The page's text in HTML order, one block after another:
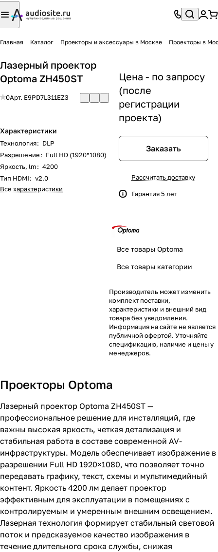
Главная Каталог Проекторы и аксессуары в Москве Проекторы в
Лазерный проектор
Optoma ZH450ST
0Арт. E9PD7L311EZ3
Характеристики
Технология: DLP
Разрешение: Full HD (1920*1080)
Яркость, lm: 4200
Тип HDMI: v2.0
Все характеристики
Цена - по запросу
(после
регистрации
проекта)
Заказать
Рассчитать доставку
Гарантия 5 лет
Все товары Optoma
Все товары категории
Производитель может изменить
комплект поставки,
характеристики и внешний вид
товара без уведомления.
Информация на сайте не является
публичной офертой. Уточняйте
спецификацию, наличие и цены у
менеджеров.
Проекторы Optoma
Лазерный проектор Optoma ZH450ST —
профессиональное решение для инсталляций, где
важны высокая яркость, четкая детализация и
стабильная работа в составе современной AV-
инфраструктуры. Модель обеспечивает изображение в
разрешении Full HD 1920×1080, что позволяет точно
передавать графику, текст, схемы и мультимедийный
контент. Яркость 4200 лм делает проектор
эффективным для эксплуатации в помещениях с
контролируемым и умеренным внешним освещением.
Лазерная технология формирует стабильный световой
поток и предсказуемое качество изображения в
течение длительного срока службы, снижая